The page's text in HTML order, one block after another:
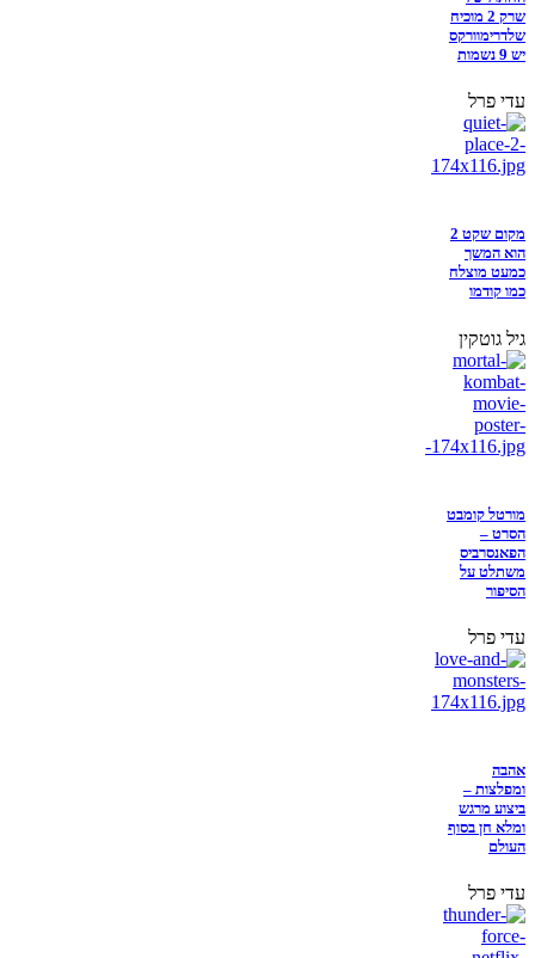
שרק 2 מוכיח
שלדרימוורקס
יש 9 נשמות
עדי פרל
מקום שקט 2
הוא המשך
כמעט מוצלח
כמו קודמו
גיל גוטקין
מורטל קומבט
הסרט –
הפאנסרביס
משתלט על
הסיפור
עדי פרל
אהבה
ומפלצות –
ביצוע מרגש
ומלא חן בסוף
העולם
עדי פרל